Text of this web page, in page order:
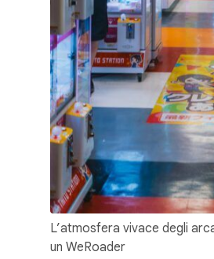
L’atmosfera vivace degli
un WeRoader